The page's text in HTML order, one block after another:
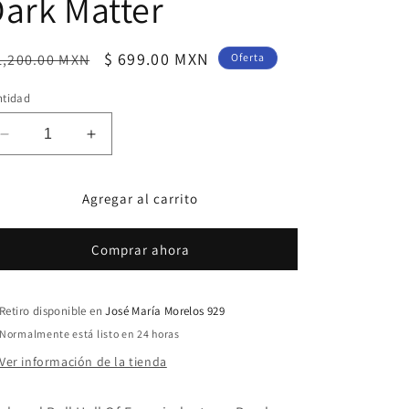
MXN
Precio
oferta
$ 699.00 MXN Oferta
Reducir
cantidad
Matter
RSD
2024
Color
Vinyl
Aumentar
cantidad
Pearl
Dark
Matter
RSD
2024
Color
Vinyl
Agregar al carrito
Comprar ahora
Retiro disponible enJosé María Morelos 929
Normalmente está listo en 24 horas
Ver información de la tienda